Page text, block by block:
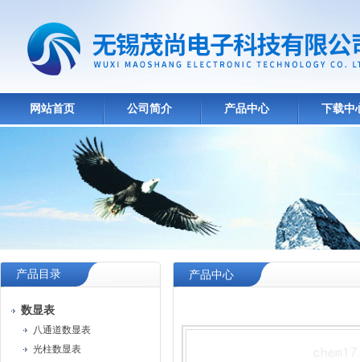
网站首页 公司简介 产品中心 下载中
产品目录
数显表
八通道数显表
光柱数显表
产品中心